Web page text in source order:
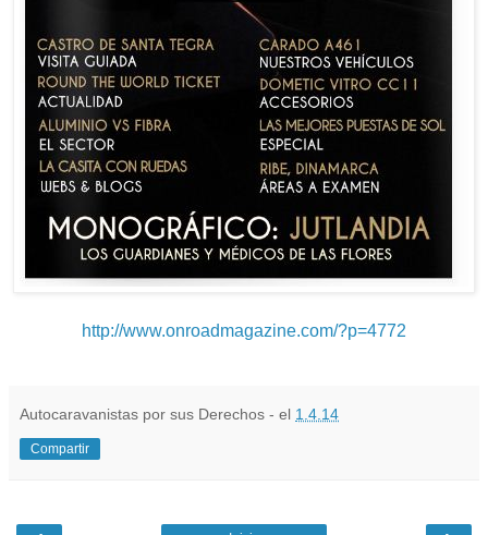
http://www.onroadmagazine.com/?p=4772
Autocaravanistas por sus Derechos - el 1.4.14
Compartir